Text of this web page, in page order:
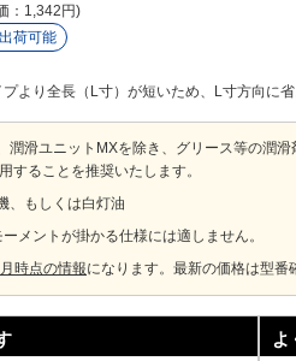
1,342円
荷可能
より全長（L寸）が短いため、L寸方向に
潤滑ユニットMXを除き、グリース等の潤
することを推奨いたします。
、もしくは白灯油
メントが掛かる仕様には適しません。
時点の情報になります。最新の価格は型番
よ